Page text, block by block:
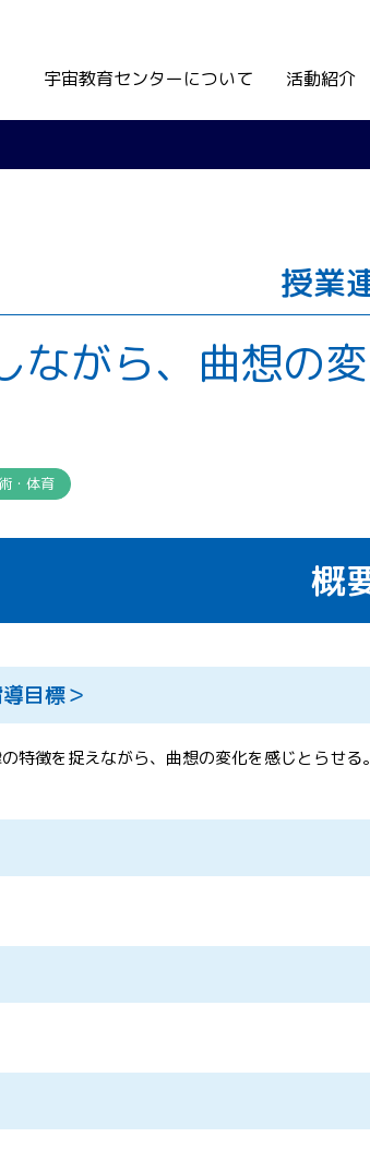
宇宙教育センターについて 活動紹介
授業
ながら、曲想の
・体育
概
目標＞
特徴を捉えながら、曲想の変化を感じとらせ